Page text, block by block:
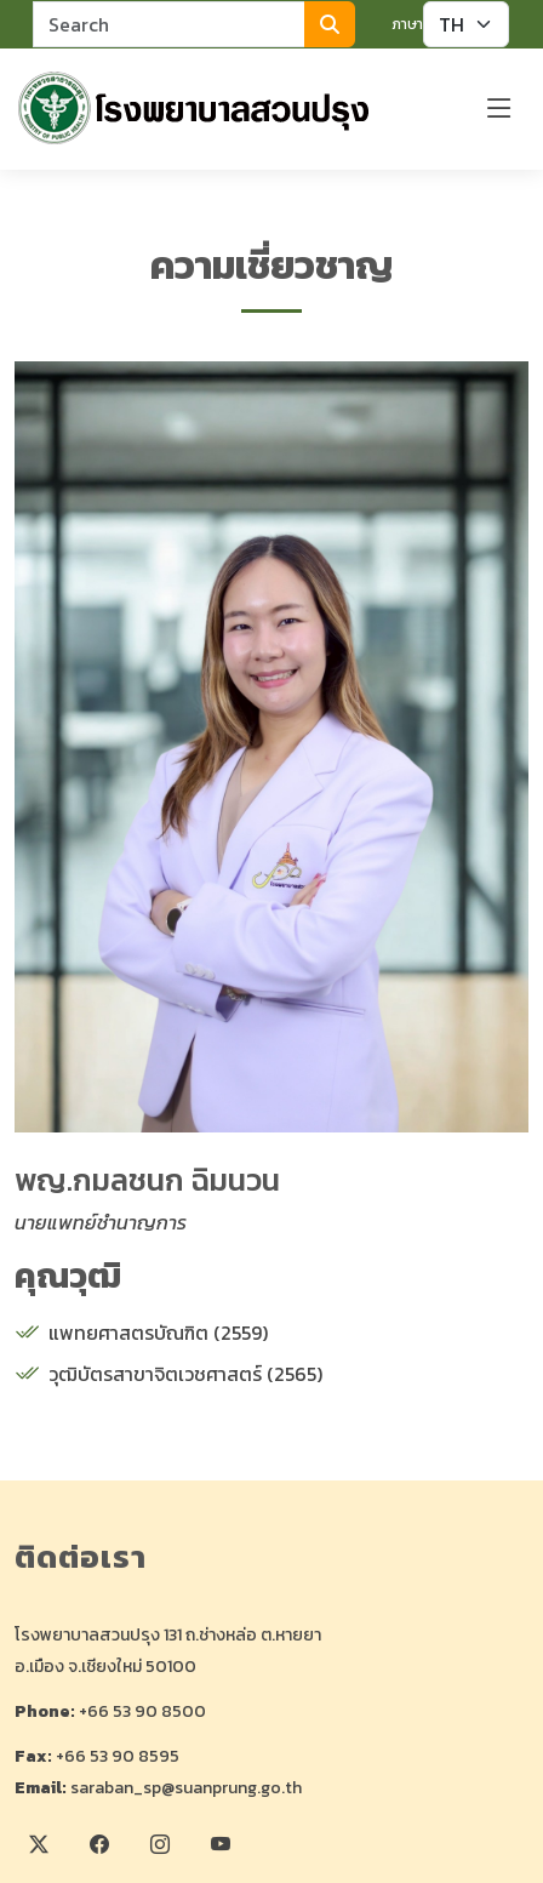
ค้นหา ภาษา
ความเชี่ยวชาญ
พญ.กมลชนก ฉิมนวน
นายแพทย์ชำนาญการ
คุณวุฒิ
แพทยศาสตรบัณฑิต (2559)
วุฒิบัตรสาขาจิตเวชศาสตร์ (2565)
ติดต่อเรา
โรงพยาบาลสวนปรุง 131 ถ.ช่างหล่อ ต.หายยา
อ.เมือง จ.เชียงใหม่ 50100
Phone: +66 53 90 8500
Fax: +66 53 90 8595
Email: saraban_sp@suanprung.go.th